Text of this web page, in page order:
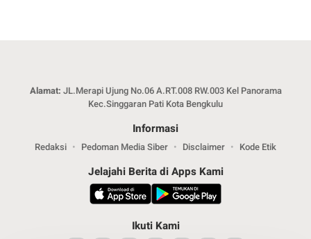
Alamat: JL.Merapi Ujung No.06 A.RT.008 RW.003 Kel Panorama
Kec.Singgaran Pati Kota Bengkulu
Informasi
Redaksi Pedoman Media Siber Disclaimer Kode Etik
Jelajahi Berita di Apps Kami
Ikuti Kami